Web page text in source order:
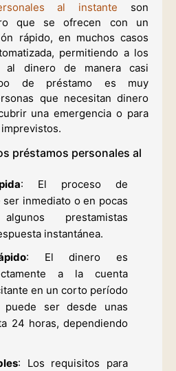
al instante son
que se ofrecen con un
rápido, en muchos casos
permitiendo a los
al dinero de manera casi
de préstamo es muy
que necesitan dinero
una emergencia o para
préstamos personales al
: El proceso de
inmediato o en pocas
prestamistas
instantánea.
: El dinero es
a la cuenta
en un corto período
ser desde unas
24 horas, dependiendo
: Los requisitos para